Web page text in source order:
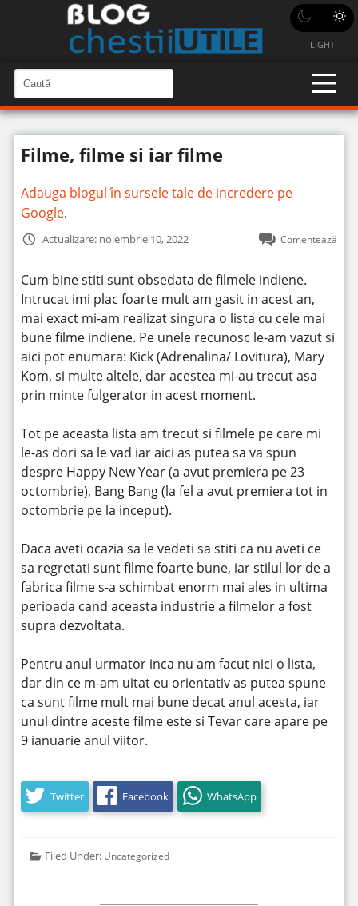
LIGHT
a
u
t
n
C
a
u
î
n
t
Filme, filme si iar filme
Adauga blogul în sursele tale de incredere pe
Google.
Actualizare: noiembrie 10, 2022 Comentează
Cum bine stiti sunt obsedata de filmele indiene.
Intrucat imi plac foarte mult am gasit in acest an,
mai exact mi-am realizat singura o lista cu cele mai
bune filme indiene. Pe unele recunosc le-am vazut si
aici pot enumara: Kick (Adrenalina/ Lovitura), Mary
Kom, si multe altele, dar acestea mi-au trecut asa
prin minte fulgerator in acest moment.
Tot pe aceasta lista am trecut si filmele pe care mi
le-as dori sa le vad iar aici as putea sa va spun
despre Happy New Year (a avut premiera pe 23
octombrie), Bang Bang (la fel a avut premiera tot in
octombrie pe la inceput).
Daca aveti ocazia sa le vedeti sa stiti ca nu aveti ce
sa regretati sunt filme foarte bune, iar stilul lor de a
fabrica filme s-a schimbat enorm mai ales in ultima
perioada cand aceasta industrie a filmelor a fost
supra dezvoltata.
Pentru anul urmator inca nu am facut nici o lista,
dar din ce m-am uitat eu orientativ as putea spune
ca sunt filme mult mai bune decat anul acesta, iar
unul dintre aceste filme este si Tevar care apare pe
9 ianuarie anul viitor.
Twitter Facebook WhatsApp
Filed Under: Uncategorized